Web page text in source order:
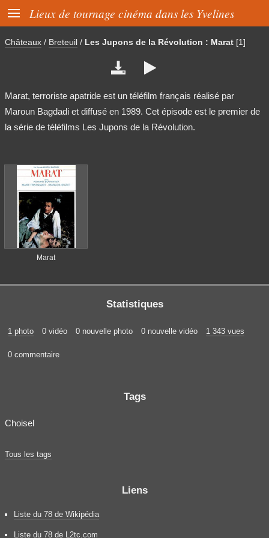
 Lieux de tournage cinéma dans les Yvelines
Châteaux / Breteuil / Les Jupons de la Révolution : Marat [1]
 
Marat, terroriste apatride est un téléfilm français réalisé par
Maroun Bagdadi et diffusé en 1989. Cet épisode est le premier de
la série de téléfilms Les Jupons de la Révolution.
Marat
Statistiques
1 photo 0 vidéo 0 nouvelle photo 0 nouvelle vidéo 1 343 vues
0 commentaire
Tags
Choisel
Tous les tags
Liens
Liste du 78 de Wikipédia
Liste du 78 de L2tc.com